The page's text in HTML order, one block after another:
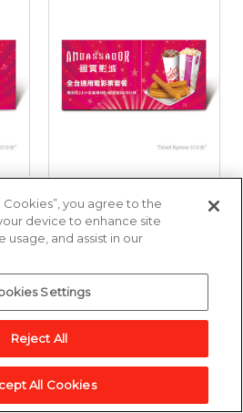
影票套餐好禮即享券
加入兌換清單
you agree to the
device to enhance site
usage, and assist in our
Settings
Reject All
All Cookies